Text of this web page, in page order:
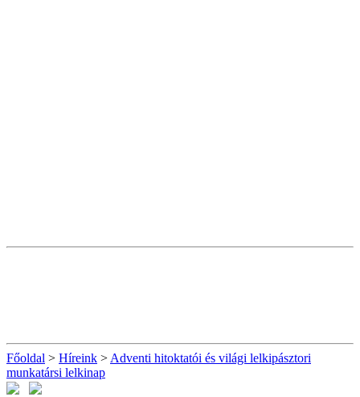
Főoldal > Híreink > Adventi hitoktatói és világi lelkipásztori
munkatársi lelkinap